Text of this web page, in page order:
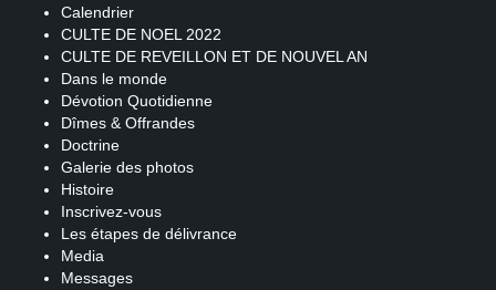
Calendrier
CULTE DE NOEL 2022
CULTE DE REVEILLON ET DE NOUVEL AN
Dans le monde
Dévotion Quotidienne
Dîmes & Offrandes
Doctrine
Galerie des photos
Histoire
Inscrivez-vous
Les étapes de délivrance
Media
Messages